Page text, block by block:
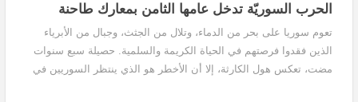
الحرب السوريّة تدخل عامها الثامن بمعارك طاحنة
تعوم سوريا على بحر من الدماء، وتلال من الجثث، وجبال من الأبرياء
الذين فقدوا فرصتهم في الحياة الكريمة والسلمية. حصيلة سبع سنوات
مضت، تعكس هول الكارثة، إلا أن الأخطر هو الذي ينتظر السوريين في